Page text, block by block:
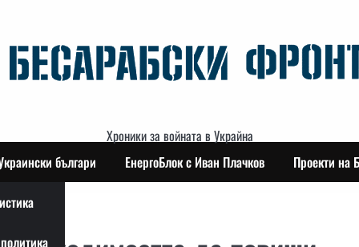
Хроники за войната в Украйна
българи ЕнергоБлок с Иван Плачков Проекти на